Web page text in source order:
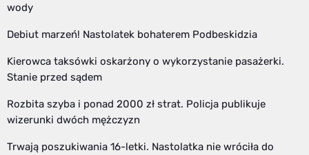
wody
Debiut marzeń! Nastolatek bohaterem Podbeskidzia
Kierowca taksówki oskarżony o wykorzystanie pasażerki.
Stanie przed sądem
Rozbita szyba i ponad 2000 zł strat. Policja publikuje
wizerunki dwóch mężczyzn
Trwają poszukiwania 16-letki. Nastolatka nie wróciła do